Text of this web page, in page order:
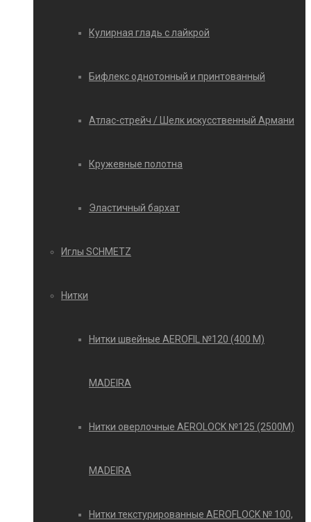
Кулирная гладь с лайкрой
Бифлекс однотонный и принтованный
Атлас-стрейч / Шелк искусственный Армани
Кружевные полотна
Эластичный бархат
Иглы SCHMETZ
Нитки
Нитки швейные AEROFIL №120 (400 М)
MADEIRA
Нитки оверлочные AEROLOCK №125 (2500М)
MADEIRA
Нитки текстурированные AEROFLOCK № 100,